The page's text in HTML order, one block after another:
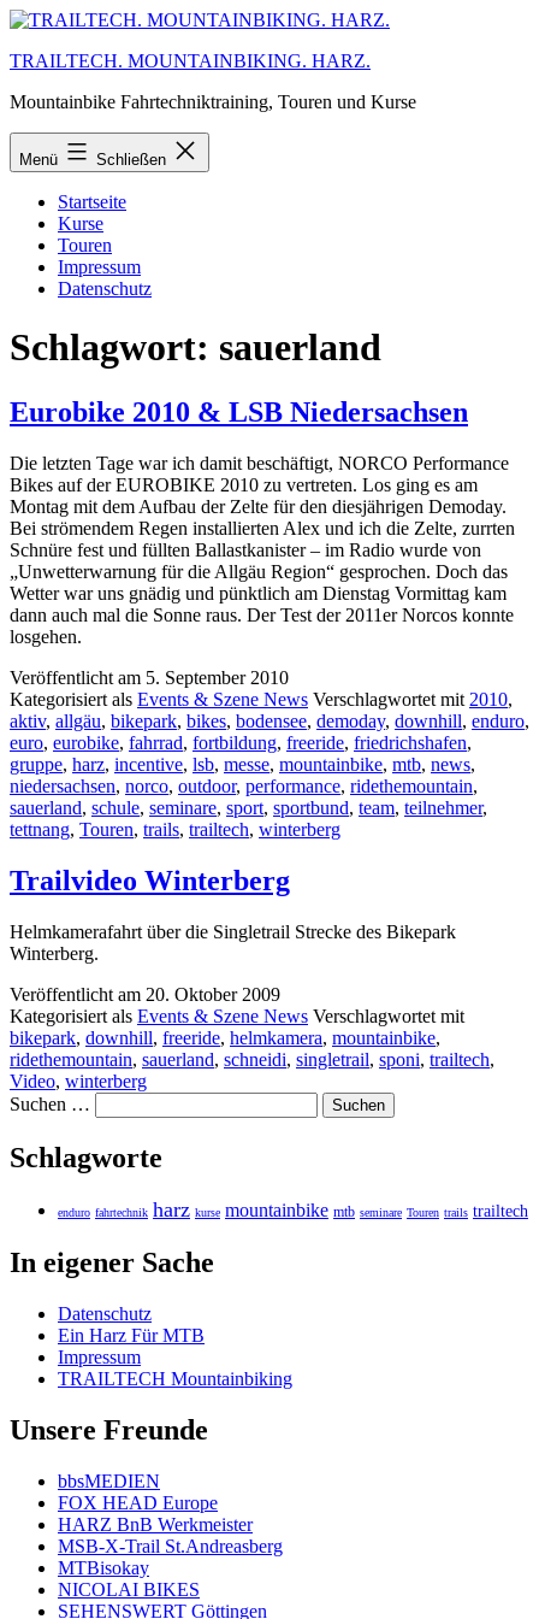
Zum
springen
TRAILTECH. MOUNTAINBIKING. HARZ.
Mountainbike Fahrtechniktraining, Touren und Kurse
Menü Schließen
Startseite
Kurse
Touren
Impressum
Datenschutz
Schlagwort: sauerland
Eurobike 2010 & LSB Niedersachsen
Die letzten Tage war ich damit beschäftigt, NORCO Performance
Bikes auf der EUROBIKE 2010 zu vertreten. Los ging es am
Montag mit dem Aufbau der Zelte für den diesjährigen Demoday.
Bei strömendem Regen installierten Alex und ich die Zelte, zurrten
Schnüre fest und füllten Ballastkanister – im Radio wurde von
„Unwetterwarnung für die Allgäu Region“ gesprochen. Doch das
Wetter war uns gnädig und pünktlich am Dienstag Vormittag kam
dann auch mal die Sonne raus. Der Test der 2011er Norcos konnte
losgehen.
Veröffentlicht am 5. September 2010
Kategorisiert als Events & Szene News Verschlagwortet mit 2010,
aktiv, allgäu, bikepark, bikes, bodensee, demoday, downhill, enduro,
euro, eurobike, fahrrad, fortbildung, freeride, friedrichshafen,
gruppe, harz, incentive, lsb, messe, mountainbike, mtb, news,
niedersachsen, norco, outdoor, performance, ridethemountain,
sauerland, schule, seminare, sport, sportbund, team, teilnehmer,
tettnang, Touren, trails, trailtech, winterberg
Trailvideo Winterberg
Helmkamerafahrt über die Singletrail Strecke des Bikepark
Winterberg.
Veröffentlicht am 20. Oktober 2009
Kategorisiert als Events & Szene News Verschlagwortet mit
bikepark, downhill, freeride, helmkamera, mountainbike,
ridethemountain, sauerland, schneidi, singletrail, sponi, trailtech,
Video, winterberg
Suchen …
Schlagworte
enduro fahrtechnik harz kurse mountainbike mtb seminare Touren trails trailtech
In eigener Sache
Datenschutz
Ein Harz Für MTB
Impressum
TRAILTECH Mountainbiking
Unsere Freunde
bbsMEDIEN
FOX HEAD Europe
HARZ BnB Werkmeister
MSB-X-Trail St.Andreasberg
MTBisokay
NICOLAI BIKES
SEHENSWERT Göttingen